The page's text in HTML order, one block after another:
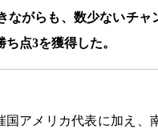
ながらも、数少ないチ
点3を獲得した。
アメリカ代表に加え